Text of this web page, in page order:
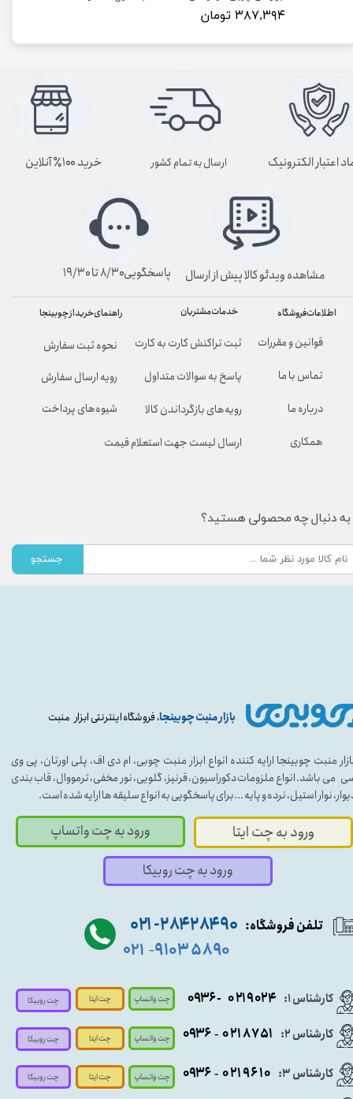
۳۸۷,۳۹۴ تومان
بازار منبت چوبینجا، فروشگاه اینترنتی ابزار منبت
منبت چوبینجا ارایه کننده انواع ابزار منبت چوبی، ام دی اف، پلی اورتان، پی وی
می باشد. انواع ملزومات دکوراسیون، قرنیز، گلویی، نور مخفی، ترمووال، قاب بندی
نوار استیل، نرده و پایه ...برای پاسخگویی به انواع سلیقه ها ارایه شده است.
کارشناس ۱: ۰۲۱۹۰۲۴ - ۰۹۳۶
ورود به چت ایتا ورود به چت واتساپ
تلفن فروشگاه: ۹۰ ۲۸۴ ۲۸۴- ۰۲۱
۵۸۹۰ ۹۱۰۳ -۰۲۱
کارشناس ۳: ۰۲۱۹۶۱۰ -۰۹۳۶
کارشناس ۲: ۰۲۱۸۷۵۱ - ۰۹۳۶
ورود به چت روبیکا
چت واتساپ
چت واتساپ
چت واتساپ
چت ایتا
چت ایتا
چت ایتا
چت روبیکا
چت روبیکا
چت روبیکا
راهنمای خرید از چوبینجا
نحوه ثبت سفارش
رویه ارسال سفارش
شیوه‌های پرداخت
خدمات مشتریان
ثبت تراکنش کارت به کارت
پاسخ به سوالات متداول
رویه‌های بازگرداندن کالا
ارسال لیست جهت استعلام قیمت
اطلاعات فروشگاه
قوانین و مقررات
تماس با ما
درباره ما
همکاری
به دنبال چه محصولی هستید؟
جستجو
ارسال به تمام کشور
پاسخگویی۸/۳۰ تا ۱۹/۳۰
اعتبار الکترونیک خرید ۱۰۰٪ آنلاین
مشاهده ویدئو کالا پیش از ارسال